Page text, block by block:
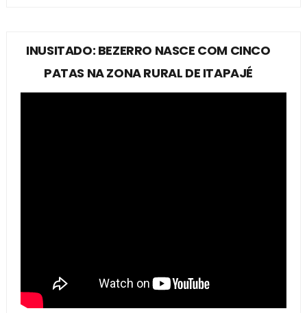
INUSITADO: BEZERRO NASCE COM CINCO
PATAS NA ZONA RURAL DE ITAPAJÉ